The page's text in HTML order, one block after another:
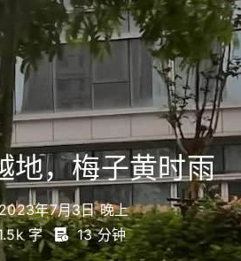
地，梅子黄时雨_
2023年7月3日 晚上
字
13 分钟